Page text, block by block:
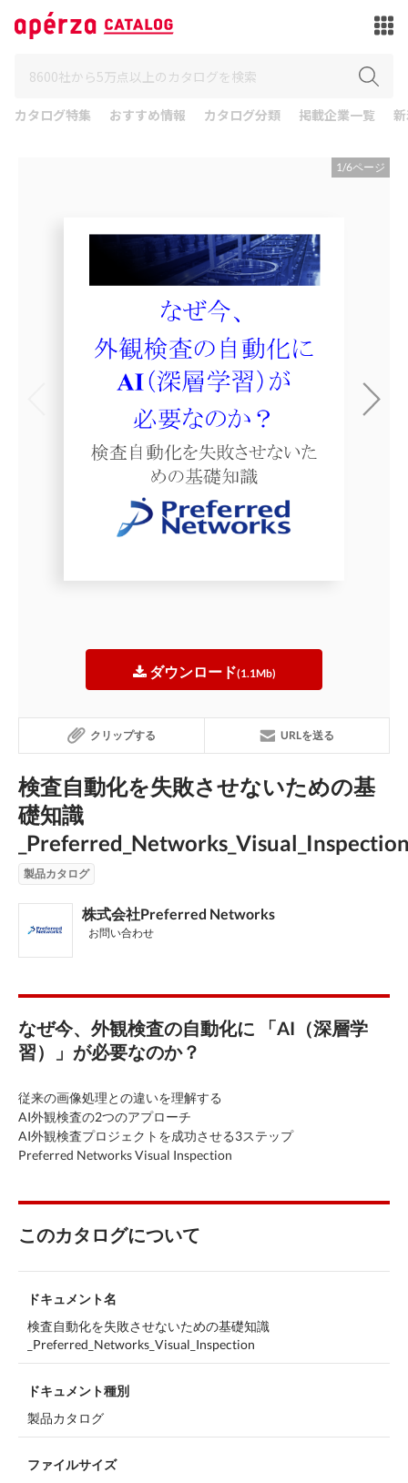
カタログ特集 おすすめ情報 カタログ分類 掲載企業一覧
1/6ページ
ダウンロード(1.1Mb)
クリップする URLを送る
検査自動化を失敗させないための基
礎知識
製品カタログ
株式会社Preferred Networks
お問い合わせ
なぜ今、外観検査の自動化に 「AI（深層学
習）」が必要なのか？
従来の画像処理との違いを理解する
AI外観検査の2つのアプローチ
AI外観検査プロジェクトを成功させる3ステップ
Preferred Networks Visual Inspection
このカタログについて
ドキュメント名
検査自動化を失敗させないための基礎知識
_Preferred_Networks_Visual_Inspection
ドキュメント種別
製品カタログ
ファイルサイズ